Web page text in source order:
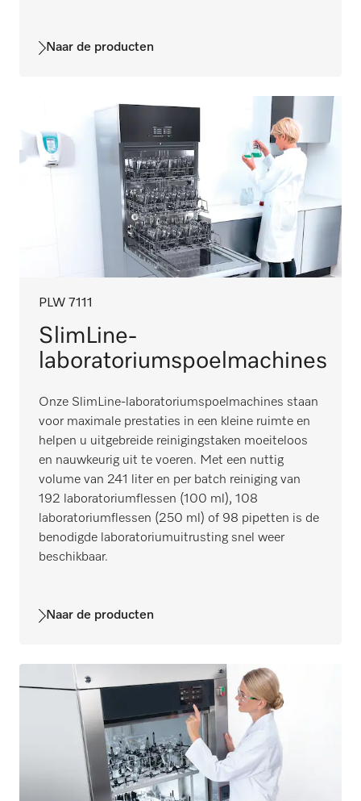
Naar de producten
PLW 7111
SlimLine-
laboratoriumspoelmachines
Onze SlimLine-laboratoriumspoelmachines staan ​​
voor maximale prestaties in een kleine ruimte en
helpen u uitgebreide reinigingstaken moeiteloos
en nauwkeurig uit te voeren. Met een nuttig
volume van 241 liter en per batch reiniging van
192 laboratoriumflessen (100 ml), 108
laboratoriumflessen (250 ml) of 98 pipetten is de
benodigde laboratoriumuitrusting snel weer
beschikbaar.
Naar de producten